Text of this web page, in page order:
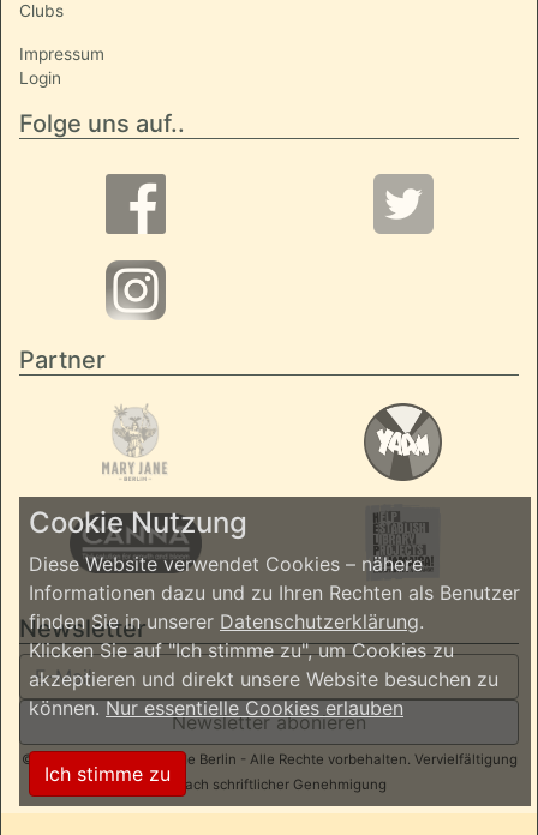
Clubs
Impressum
Login
Folge uns auf..
Partner
Newsletter
Newsletter abonieren
© 2026 ReggaeInBerlin.de Berlin - Alle Rechte vorbehalten. Vervielfältigung
nur nach schriftlicher Genehmigung
Cookie Nutzung
Diese Website verwendet Cookies – nähere
Informationen dazu und zu Ihren Rechten als Benutzer
finden Sie in unserer Datenschutzerklärung.
Klicken Sie auf "Ich stimme zu", um Cookies zu
akzeptieren und direkt unsere Website besuchen zu
können.Nur essentielle Cookies erlauben
Ich stimme zu